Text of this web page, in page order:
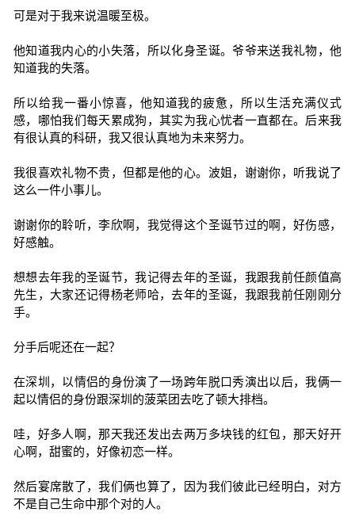
可是对于我来说温暖至极。
他知道我内心的小失落，所以化身圣诞。爷爷来送我礼物，他
知道我的失落。
所以给我一番小惊喜，他知道我的疲惫，所以生活充满仪式
感，哪怕我们每天累成狗，其实为我心忧者一直都在。后来我
有很认真的科研，我又很认真地为未来努力。
我很喜欢礼物不贵，但都是他的心。波姐，谢谢你，听我说了
这么一件小事儿。
谢谢你的聆听，李欣啊，我觉得这个圣诞节过的啊，好伤感，
好感触。
想想去年我的圣诞节，我记得去年的圣诞，我跟我前任颜值高
先生，大家还记得杨老师哈，去年的圣诞，我跟我前任刚刚分
手。
分手后呢还在一起？
在深圳，以情侣的身份演了一场跨年脱口秀演出以后，我俩一
起以情侣的身份跟深圳的菠菜团去吃了顿大排档。
哇，好多人啊，那天我还发出去两万多块钱的红包，那天好开
心啊，甜蜜的，好像初恋一样。
然后宴席散了，我们俩也算了，因为我们彼此已经明白，对方
不是自己生命中那个对的人。